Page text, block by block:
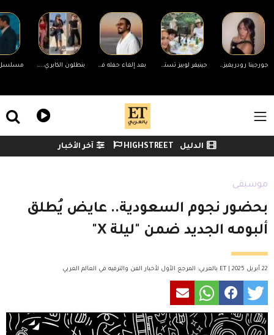
جورجينا رودريغيز ترد على التنمر بسبب جسمها.. ورونالدو يدعمها جينيفر لوبيز تستمتع بآخر صيف مع ابنيها التوأم قبل الجامعة بعد إلغاء حفله في مهرجان بنزرت.. إدارة أعمال رامي عياش تكشف الأسباب بنطلون الكابري... الصيحة المفضلة لدى المؤثرات العربيات
Menu
Watch menu الدليل HIGHSTREET آخر الأخبار
موسيقى
بحضور نجوم السعودية.. عايض يُطلق
ألبومه الجديد ضمن "ليلة X"
22 أبريل 2025 | ET بالعربي: المرجع الأول لأخبار الفن والترفيه في العالم العربي